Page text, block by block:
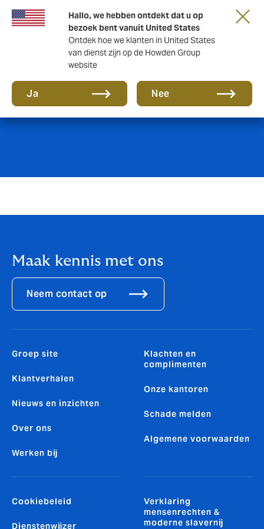
Hallo, we hebben ontdekt dat u op
bezoek bent vanuit United States
Ontdek hoe we klanten in United States
van dienst zijn op de Howden Group
website
Ja Nee
Hospitality
Maak kennis met ons
Neem contact op
Groep site
Klantverhalen
Nieuws en inzichten
Over ons
Werken bij
Klachten en
complimenten
Onze kantoren
Schade melden
Algemene voorwaarden
Cookiebeleid
Dienstenwijzer
Verklaring
mensenrechten &
moderne slavernij